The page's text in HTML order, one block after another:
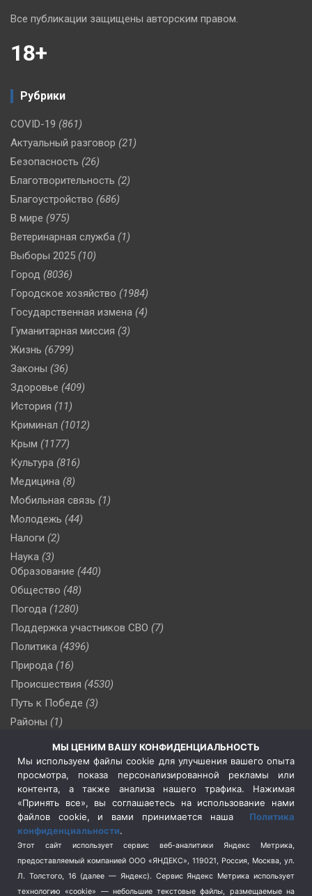
Все публикации защищены авторским правом.
18+
Рубрики
COVID-19 (861)
Актуальный разговор (21)
Безопасность (26)
Благотворительность (2)
Благоустройство (686)
В мире (975)
Ветеринарная служба (1)
Выборы 2025 (10)
Город (8036)
Городское хозяйство (1984)
Государственная измена (4)
Гуманитарная миссия (3)
Жизнь (6799)
Законы (36)
Здоровье (409)
История (11)
Криминал (1012)
Крым (1177)
Культура (816)
Медицина (8)
Мобильная связь (1)
Молодежь (44)
Налоги (2)
Наука (3)
Образование (440)
Общество (48)
Погода (1280)
Поддержка участников СВО (7)
Политика (4396)
Природа (16)
Происшествия (4530)
Путь к Победе (3)
Районы (1)
(510)
Сельское хозяйство (3)
Социальная политика
(3)
Спецоперация в Украине
Спецоперация на Украине
(404)
Спорт (740)
Терроризм (1)
Транспорт (262)
МЫ ЦЕНИМ ВАШУ КОНФИДЕНЦИАЛЬНОСТЬ
Мы используем файлы cookie для улучшения вашего опыта
просмотра, показа персонализированной рекламы или
контента, а также анализа нашего трафика. Нажимая
«Принять все», вы соглашаетесь на использование нами
файлов cookie, и вами принимается наша Политика
конфиденциальности.
Этот сайт использует сервис веб-аналитики Яндекс Метрика,
предоставляемый компанией ООО «ЯНДЕКС», 119021, Россия, Москва, ул.
Л. Толстого, 16 (далее — Яндекс). Сервис Яндекс Метрика использует
технологию «cookie» — небольшие текстовые файлы, размещаемые на